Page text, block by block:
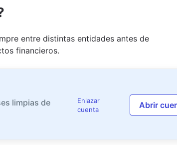
entre distintas entidades antes de
financieros.
limpias de
Enlazar
cuenta
Abrir